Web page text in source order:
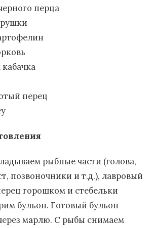
перца
перец
рыбные части (голова,
позвоночники и т.д.), лавровый
горошком и стебельки
бульон. Готовый бульон
марлю. С рыбы снимаем